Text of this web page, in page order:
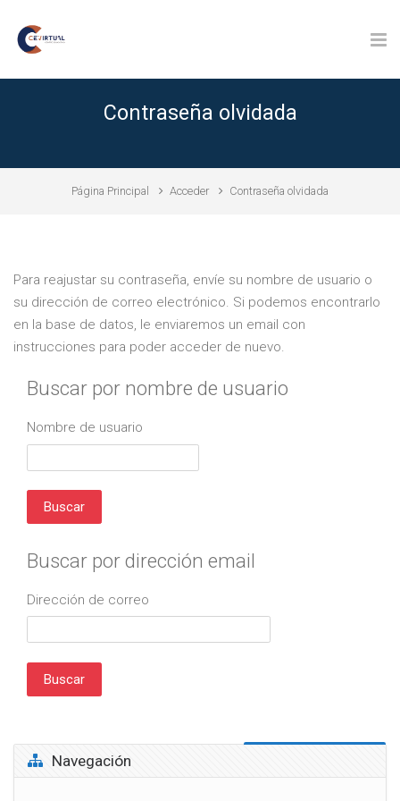
Contraseña olvidada
Página Principal Acceder Contraseña olvidada
Para reajustar su contraseña, envíe su nombre de usuario o
su dirección de correo electrónico. Si podemos encontrarlo
en la base de datos, le enviaremos un email con
instrucciones para poder acceder de nuevo.
Buscar por nombre de usuario
Nombre de usuario
Buscar por dirección email
Dirección de correo
Salta Navegación
Navegación